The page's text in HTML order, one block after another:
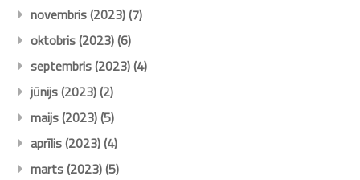
novembris (2023)(7)
oktobris (2023)(6)
septembris (2023)(4)
jūnijs (2023)(2)
maijs (2023)(5)
aprīlis (2023)(4)
marts (2023)(5)